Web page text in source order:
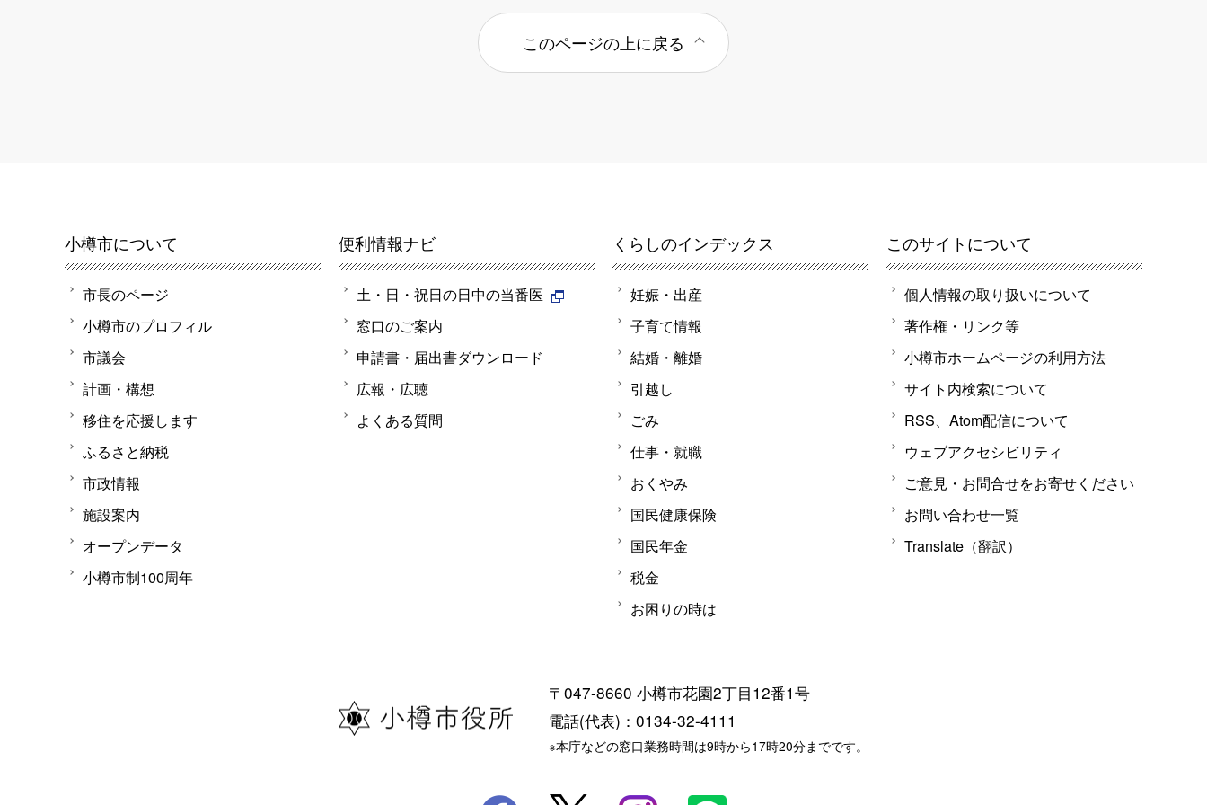
このページの上に戻る
小樽市について
市長のページ
小樽市のプロフィル
市議会
計画・構想
移住を応援します
ふるさと納税
市政情報
施設案内
オープンデータ
小樽市制100周年
便利情報ナビ
土・日・祝日の日中の当番医
窓口のご案内
申請書・届出書ダウンロード
広報・広聴
よくある質問
くらしのインデックス
妊娠・出産
子育て情報
結婚・離婚
引越し
ごみ
仕事・就職
おくやみ
国民健康保険
国民年金
税金
お困りの時は
このサイトについて
個人情報の取り扱いについて
著作権・リンク等
小樽市ホームページの利用方法
サイト内検索について
RSS、Atom配信について
ウェブアクセシビリティ
ご意見・お問合せをお寄せください
お問い合わせ一覧
Translate（翻訳）
〒047-8660 小樽市花園2丁目12番1号
電話(代表)：0134-32-4111
※本庁などの窓口業務時間は9時から17時20分までです。